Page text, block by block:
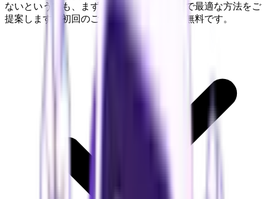
ないという方も、まずはお話を伺ったうえで最適な方法をご
提案します。初回のご相談・お見積もりは無料です。